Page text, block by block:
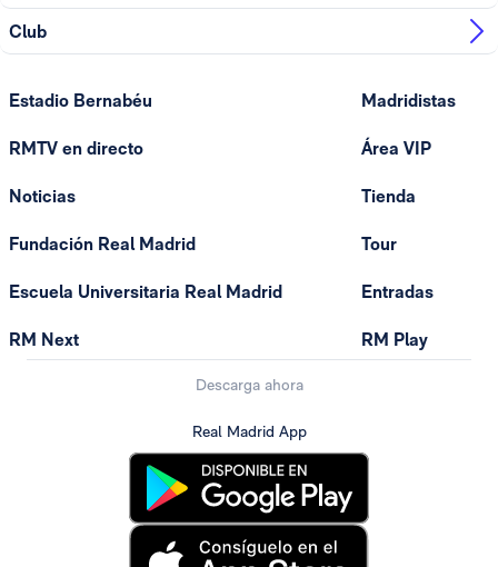
Club
Estadio Bernabéu
RMTV en directo
Noticias
Fundación Real Madrid
Escuela Universitaria Real Madrid
RM Next
Madridistas
Área VIP
Tienda
Tour
Entradas
RM Play
Descarga ahora
Real Madrid App